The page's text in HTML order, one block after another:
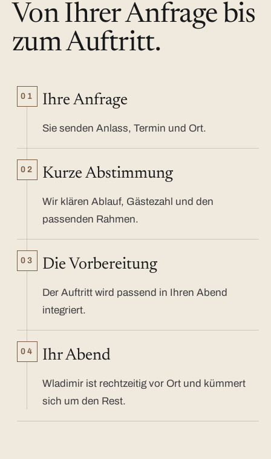
Von Ihrer Anfrage bis
zum Auftritt.
01 Ihre Anfrage
Sie senden Anlass, Termin und Ort.
02 Kurze Abstimmung
Wir klären Ablauf, Gästezahl und den
passenden Rahmen.
03 Die Vorbereitung
Der Auftritt wird passend in Ihren Abend
integriert.
04 Ihr Abend
Wladimir ist rechtzeitig vor Ort und kümmert
sich um den Rest.